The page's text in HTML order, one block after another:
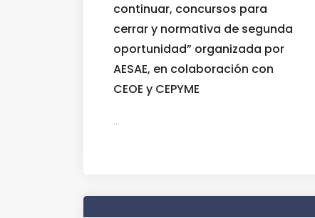
continuar, concursos para
cerrar y normativa de segunda
oportunidad” organizada por
AESAE, en colaboración con
CEOE y CEPYME
...